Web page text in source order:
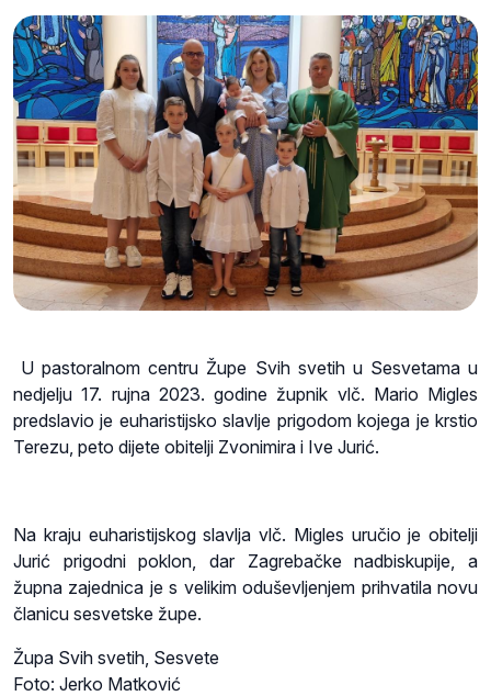
U pastoralnom centru Župe Svih svetih u Sesvetama u
nedjelju 17. rujna 2023. godine župnik vlč. Mario Migles
predslavio je euharistijsko slavlje prigodom kojega je krstio
Terezu, peto dijete obitelji Zvonimira i Ive Jurić.
Na kraju euharistijskog slavlja vlč. Migles uručio je obitelji
Jurić prigodni poklon, dar Zagrebačke nadbiskupije, a
župna zajednica je s velikim oduševljenjem prihvatila novu
članicu sesvetske župe.
Župa Svih svetih, Sesvete
Foto: Jerko Matković